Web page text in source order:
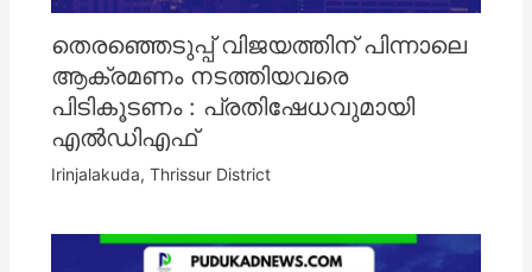
തെരഞ്ഞെടുപ്പ് വിജയത്തിന് പിന്നാലെ
ആക്രമണം നടത്തിയവരെ
പിടികൂടണം : പ്രതിഷേധവുമായി
എൽഡിഎഫ്
Irinjalakuda, Thrissur District